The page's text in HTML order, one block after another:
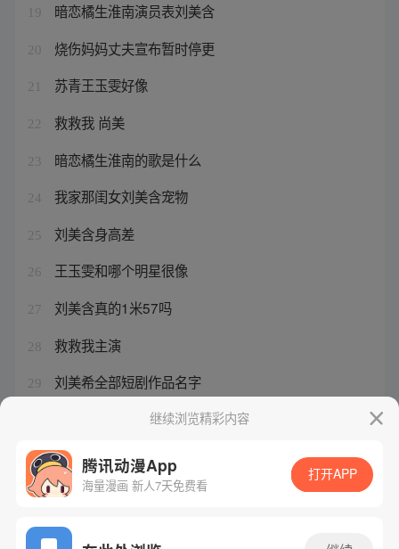
19 暗恋橘生淮南演员表刘美含
20 烧伤妈妈丈夫宣布暂时停更
21 苏青王玉雯好像
22 救救我 尚美
23 暗恋橘生淮南的歌是什么
24 我家那闺女刘美含宠物
25 刘美含身高差
26 王玉雯和哪个明星很像
27 刘美含真的1米57吗
28 救救我主演
29 刘美希全部短剧作品名字
王玉雯家境有多壕继续浏览精彩内容
腾讯动漫App
海量漫画 新人7天免费看
打开APP